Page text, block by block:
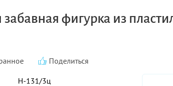
фигурка из
Поделиться
Н-131/3ц